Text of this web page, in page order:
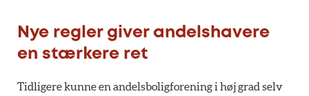
Nye regler giver andelshavere
en stærkere ret
Tidligere kunne en andelsboligforening i høj grad selv